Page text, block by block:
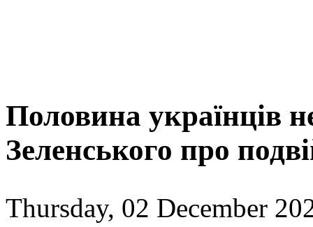
Половина українців
Зеленського про
Thursday, 02 December